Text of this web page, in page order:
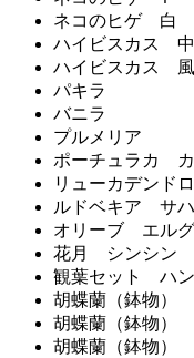
ネコのヒゲ 白
ハイビスカス 中
ハイビスカス
パキラ
バニラ
プルメリア
ポーチュラカ カ
リューカデンド
ルドベキア サ
オリーブ エルグ
花月 シンシン
観葉セット ハン
胡蝶蘭（鉢物）
胡蝶蘭（鉢物）
胡蝶蘭（鉢物